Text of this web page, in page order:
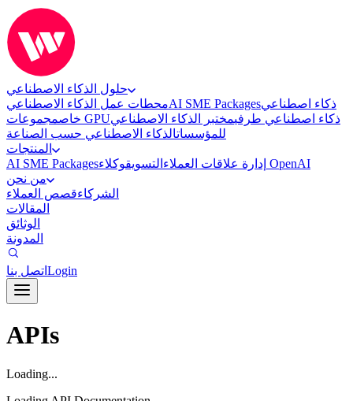
حلول الذكاء الاصطناعي
محطات عمل الذكاء الاصطناعيAI SME Packagesذكاء اصطناعي
خاص مجموعات GPU ذكاء اصطناعي طرفيمختبر الذكاء الاصطناعي
للمؤسساتالذكاء الاصطناعي حسب الصناعة
المنتجات
AI SME Packages
إدارة علاقات العملاء التسويق
وكلاء OpenAI
من نحن
الشركاءقصص العملاء
المقالات
الوثائق
المدونة
اتصل بنا Login
APIs
Loading...